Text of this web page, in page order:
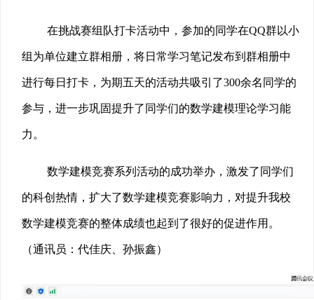
在挑战赛组队打卡活动中，参加的同学在QQ群以小
组为单位建立群相册，将日常学习笔记发布到群相册中
进行每日打卡，为期五天的活动共吸引了300余名同学的
参与，进一步巩固提升了同学们的数学建模理论学习能
力。
数学建模竞赛系列活动的成功举办，激发了同学们
的科创热情，扩大了数学建模竞赛影响力，对提升我校
数学建模竞赛的整体成绩也起到了很好的促进作用。
（通讯员：代佳庆、孙振鑫）